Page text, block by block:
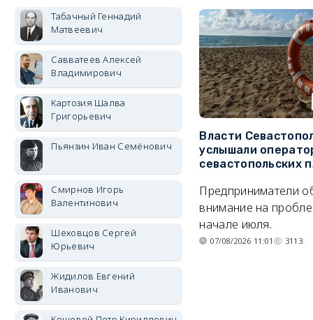
Власти
услышали
севастопольских
Предприниматели
внимание на
начале июля.
07/08/2026 11:01 3113
Табачный Геннадий
Матвеевич
Савватеев Алексей
Владимирович
Картозия Шалва
Григорьевич
Пьянзин Иван Семёнович
Смирнов Игорь
Валентинович
Шеховцов Сергей
Юрьевич
Жидилов Евгений
Иванович